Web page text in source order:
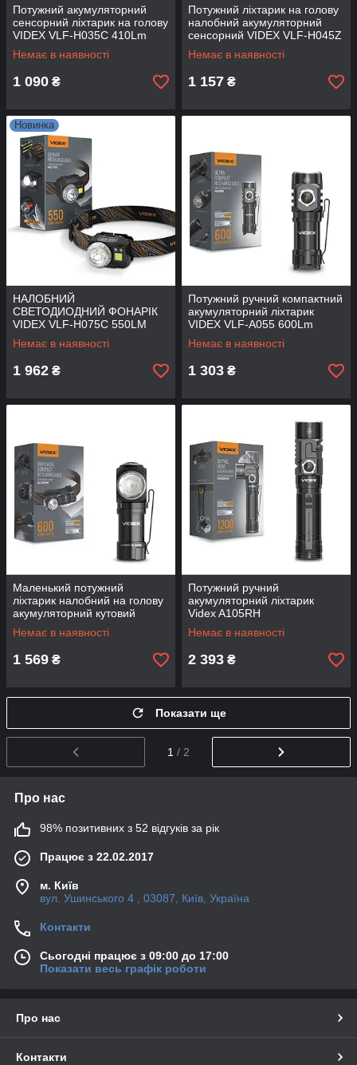
Потужний акумуляторний
сенсорний ліхтарик на голову
VIDEX VLF-H035C 410Lm
5000K з датчиком руху
Немає в наявності
1 090 ₴
Потужний ліхтарик на голову
налобний акумуляторний
сенсорний VIDEX VLF-H045Z
270 Lm 5000K з датчиком
руху
Немає в наявності
1 157 ₴
Новинка
НАЛОБНИЙ
СВЕТОДИОДНИЙ ФОНАРІК
VIDEX VLF-H075C 550LM
5000K з червоним і білим
світлом
Немає в наявності
1 962 ₴
Потужний ручний компактний
акумуляторний ліхтарик
VIDEX VLF-A055 600Lm
5700K маленький
Немає в наявності
1 303 ₴
Маленький потужний
ліхтарик налобний на голову
акумуляторний кутовий
VIDEX VLF-A055H 600Lm
5700K
Немає в наявності
1 569 ₴
Потужний ручний
акумуляторний ліхтарик
Videx A105RH
Немає в наявності
2 393 ₴
Показати ще
1 / 2
Про нас
98% позитивних з 52 відгуків за рік
Працює з 22.02.2017
м. Київ
вул. Ушинського 4 , 03087, Київ, Україна
Контакти
Сьогодні працює з 09:00 до 17:00
Показати весь графік роботи
Про нас
Контакти